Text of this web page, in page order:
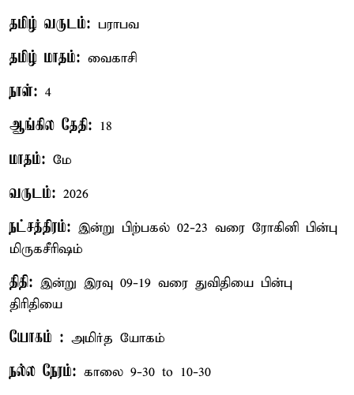
தமிழ் வருடம்: பராபவ
தமிழ் மாதம்: வைகாசி
நாள்: 4
ஆங்கில தேதி: 18
மாதம்: மே
வருடம்: 2026
நட்சத்திரம்: இன்று பிற்பகல் 02-23 வரை ரோகினி பின்பு
மிருகசீரிஷம்
திதி: இன்று இரவு 09-19 வரை துவிதியை பின்பு
திரிதியை
யோகம் : அமிர்த யோகம்
நல்ல நேரம்: காலை 9-30 to 10-30